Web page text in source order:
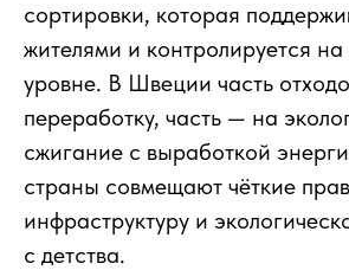
сортировки, которая
жителями и контролируется
уровне. В Швеции часть
переработку, часть — на
сжигание с выработкой
страны совмещают чёткие
инфраструктуру и
с детства.